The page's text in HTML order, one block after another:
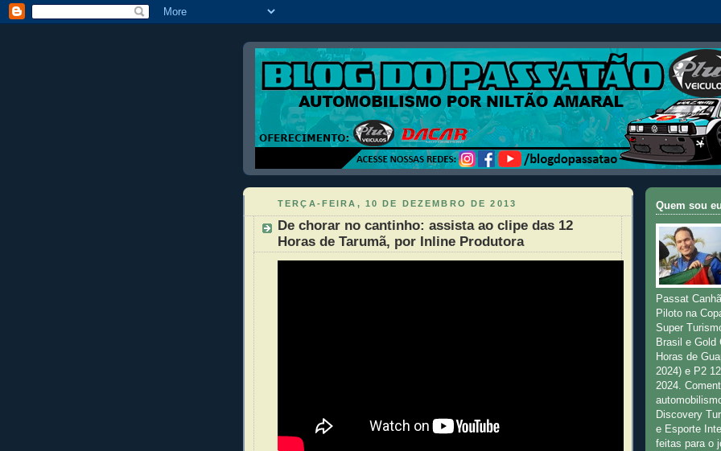
TERÇA-FEIRA, 10 DE DEZEMBRO DE 2013
De chorar no cantinho: assista ao clipe das 12
Horas de Tarumã, por Inline Produtora
Quem sou
Passat
Piloto na
Super
Brasil e
Horas de
2024) e P2
2024.
Discovery
e Esporte
feitas para o